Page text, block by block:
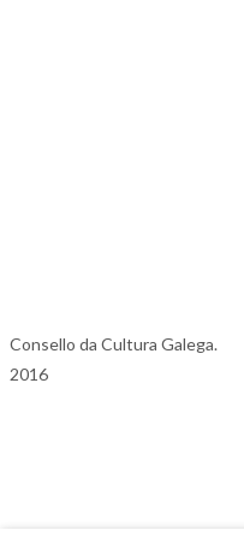
Consello da Cultura Galega.
2016